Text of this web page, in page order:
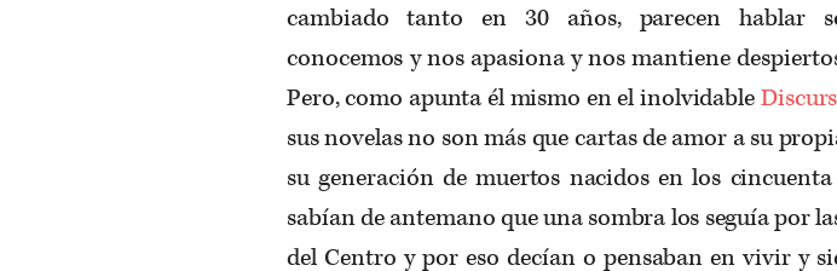
cambiado tanto en 30 años, parecen hablar
conocemos y nos apasiona y nos mantiene
Pero, como apunta él mismo en el inolvidable
sus novelas no son más que cartas de amor a su
su generación de muertos nacidos en los
sabían de antemano que una sombra los seguía por
del Centro y por eso decían o pensaban en vivir y